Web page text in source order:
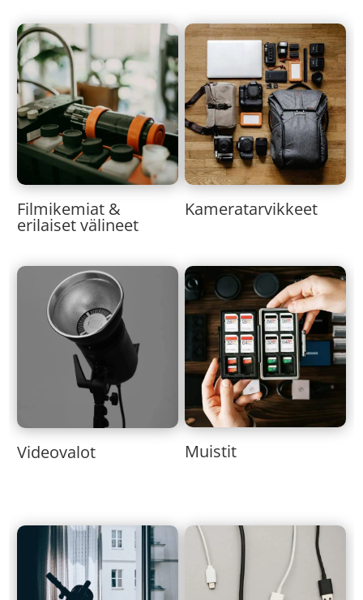
Filmikemiat &
erilaiset välineet
Kameratarvikkeet
Videovalot Muistit